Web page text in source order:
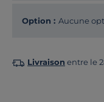
Option : Aucune
Livraison entre le